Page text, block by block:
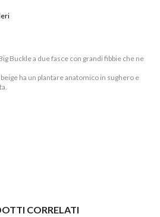
Buckle a due fasce con grandi fibbie che ne
ha un plantare anatomico in sughero e
CORRELATI